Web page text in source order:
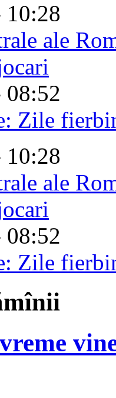
10:28
ale
08:52
Zile
10:28
ale
08:52
Zile